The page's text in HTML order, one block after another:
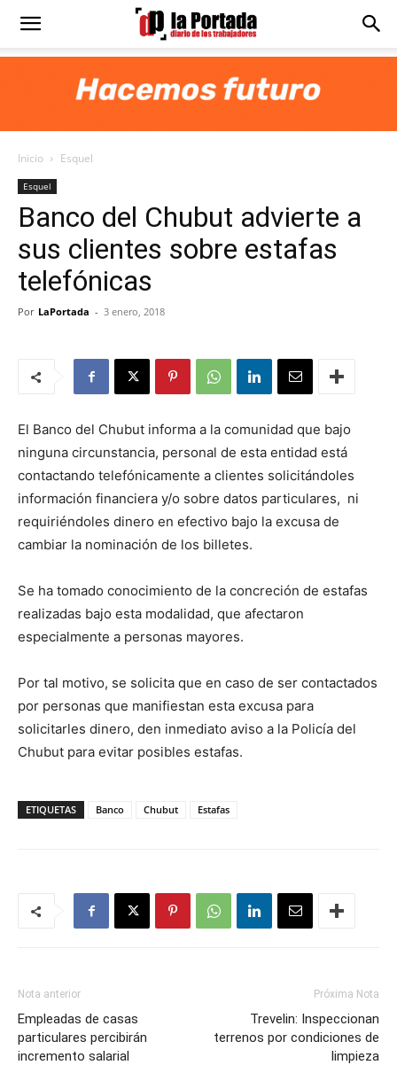
Diario
Portada
Inicio Esquel
Esquel
Banco del Chubut advierte a
sus clientes sobre estafas
telefónicas
Por LaPortada - 3 enero, 2018
El Banco del Chubut informa a la comunidad que bajo
ninguna circunstancia, personal de esta entidad está
contactando telefónicamente a clientes solicitándoles
información financiera y/o sobre datos particulares, ni
requiriéndoles dinero en efectivo bajo la excusa de
cambiar la nominación de los billetes.
Se ha tomado conocimiento de la concreción de estafas
realizadas bajo esta modalidad, que afectaron
especialmente a personas mayores.
Por tal motivo, se solicita que en caso de ser contactados
por personas que manifiestan esta excusa para
solicitarles dinero, den inmediato aviso a la Policía del
Chubut para evitar posibles estafas.
ETIQUETAS Banco Chubut Estafas
Nota anterior
Empleadas de casas
particulares percibirán
incremento salarial
Próxima Nota
Trevelin: Inspeccionan
terrenos por condiciones de
limpieza